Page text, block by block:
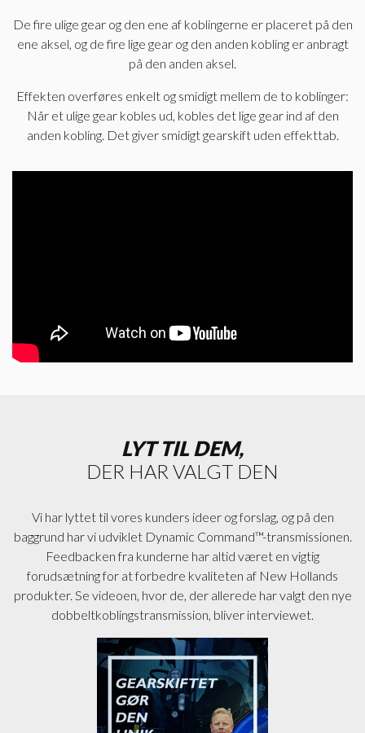
De fire ulige gear og den ene af koblingerne er placeret på den
ene aksel, og de fire lige gear og den anden kobling er anbragt
på den anden aksel.
Effekten overføres enkelt og smidigt mellem de to koblinger:
Når et ulige gear kobles ud, kobles det lige gear ind af den
anden kobling. Det giver smidigt gearskift uden effekttab.
LYT TIL DEM,
DER HAR VALGT DEN
Vi har lyttet til vores kunders ideer og forslag, og på den
baggrund har vi udviklet Dynamic Command™-transmissionen.
Feedbacken fra kunderne har altid været en vigtig
forudsætning for at forbedre kvaliteten af New Hollands
produkter. Se videoen, hvor de, der allerede har valgt den nye
dobbeltkoblingstransmission, bliver interviewet.